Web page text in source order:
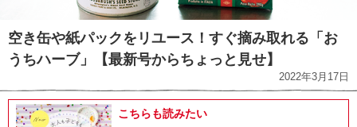
空き缶や紙パックをリユース！すぐ摘み取れる「お
うちハーブ」【最新号からちょっと見せ】
2022年3月17日
こちらも読みたい